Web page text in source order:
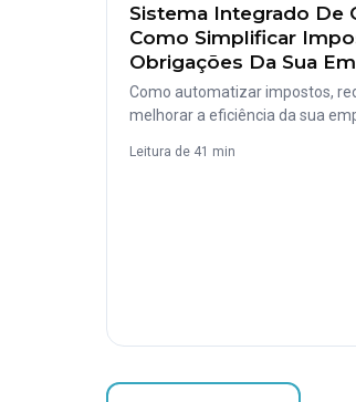
Sistema Integrado De
Como Simplificar
Obrigações Da Sua
Como automatizar impostos,
melhorar a eficiência da sua
Leitura de 41 min